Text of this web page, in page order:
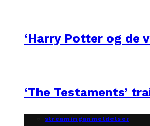
‘Harry Potter og de
‘The Testaments’
streaminganmeldelser